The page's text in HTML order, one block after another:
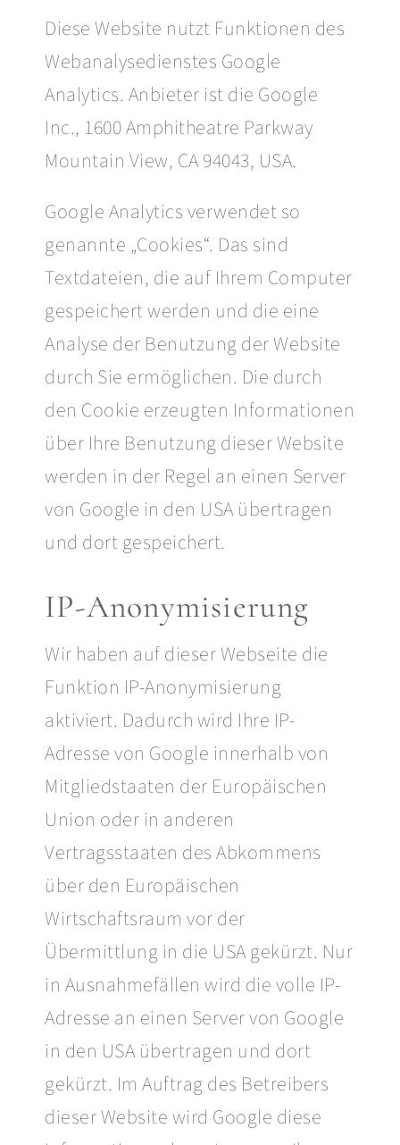
Diese Website nutzt Funktionen des
Webanalysedienstes Google
Analytics. Anbieter ist die Google
Inc., 1600 Amphitheatre Parkway
Mountain View, CA 94043, USA.
Google Analytics verwendet so
genannte „Cookies“. Das sind
Textdateien, die auf Ihrem Computer
gespeichert werden und die eine
Analyse der Benutzung der Website
durch Sie ermöglichen. Die durch
den Cookie erzeugten Informationen
über Ihre Benutzung dieser Website
werden in der Regel an einen Server
von Google in den USA übertragen
und dort gespeichert.
IP-Anonymisierung
Wir haben auf dieser Webseite die
Funktion IP-Anonymisierung
aktiviert. Dadurch wird Ihre IP-
Adresse von Google innerhalb von
Mitgliedstaaten der Europäischen
Union oder in anderen
Vertragsstaaten des Abkommens
über den Europäischen
Wirtschaftsraum vor der
Übermittlung in die USA gekürzt. Nur
in Ausnahmefällen wird die volle IP-
Adresse an einen Server von Google
in den USA übertragen und dort
gekürzt. Im Auftrag des Betreibers
dieser Website wird Google diese